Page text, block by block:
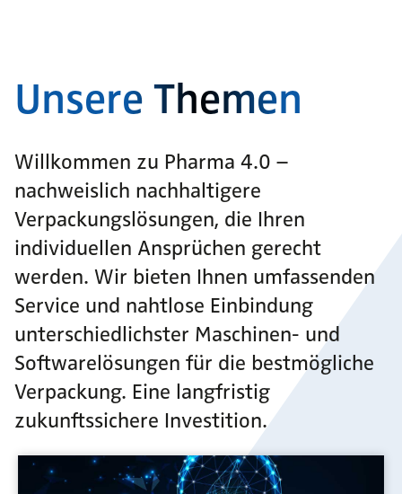
Unsere Themen
Willkommen zu Pharma 4.0 –
nachweislich nachhaltigere
Verpackungslösungen, die Ihren
individuellen Ansprüchen gerecht
werden. Wir bieten Ihnen umfassenden
Service und nahtlose Einbindung
unterschiedlichster Maschinen- und
Softwarelösungen für die bestmögliche
Verpackung. Eine langfristig
zukunftssichere Investition.